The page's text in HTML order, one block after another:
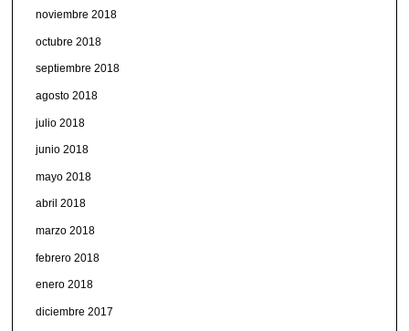
noviembre 2018
octubre 2018
septiembre 2018
agosto 2018
julio 2018
junio 2018
mayo 2018
abril 2018
marzo 2018
febrero 2018
enero 2018
diciembre 2017